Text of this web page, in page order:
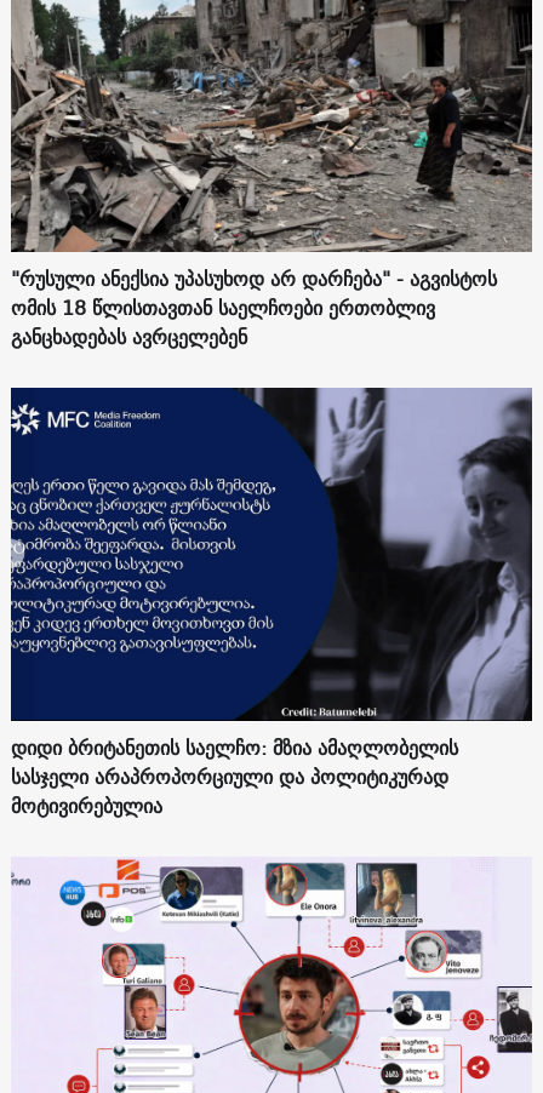
"რუსული ანექსია უპასუხოდ არ დარჩება" - აგვისტოს
ომის 18 წლისთავთან საელჩოები ერთობლივ
განცხადებას ავრცელებენ
დიდი ბრიტანეთის საელჩო: მზია ამაღლობელის
სასჯელი არაპროპორციული და პოლიტიკურად
მოტივირებულია